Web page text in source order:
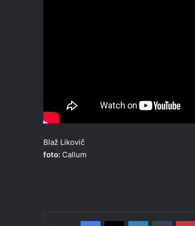
Blaž Likovič
foto: Callum
Facebook
X LinkedInTumblr